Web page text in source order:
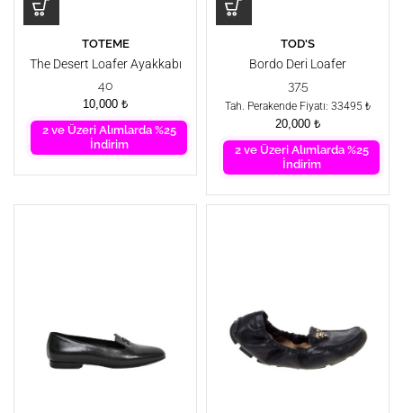
TOTEME
The Desert Loafer Ayakkabı
40
10,000 ₺
2 ve Üzeri Alımlarda %25
İndirim
TOD'S
Bordo Deri Loafer
37.5
Tah. Perakende Fiyatı: 33495 ₺
20,000 ₺
2 ve Üzeri Alımlarda %25
İndirim